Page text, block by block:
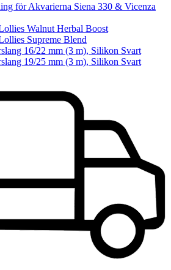
för Akvarierna Siena 330 & Vicenza
Walnut Herbal Boost
Supreme Blend
16/22 mm (3 m), Silikon Svart
19/25 mm (3 m), Silikon Svart